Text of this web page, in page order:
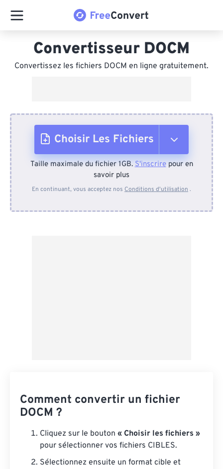
Convertisseur DOCM
Convertissez les fichiers DOCM en ligne gratuitement.
Choisir Les Fichiers
Depuis l'appareil
Taille maximale du fichier 1GB.S'inscrirepour en
savoir plus
En continuant, vous acceptez nos Conditions d'utilisation .
Comment convertir un fichier
DOCM ?
Cliquez sur le bouton « Choisir les fichiers »
pour sélectionner vos fichiers CIBLES.
Sélectionnez ensuite un format cible et